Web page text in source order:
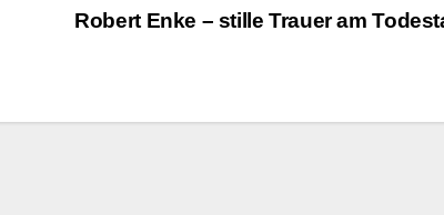
Robert Enke – stille Trauer am